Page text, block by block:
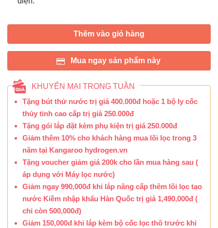
Thêm vào giỏ hàng
Mua ngay sản phẩm này
KHUYẾN MẠI TRONG TUẦN
Tặng bút thử nước trị giá 400.000đ hoặc 1 bộ ly cốc
thủy tinh cao cấp trị giá 250.000đ
Tặng gói lắp đặt kèm phụ kiện trị giá 250.000đ
Giảm thêm 10% cho khách hàng mua lõi lọc trong 3
năm tại Kangaroo hydrogen.vn
Tặng voucher giảm giá 200k cho lần mua hàng sau (
áp dụng với Máy lọc nước)
Giảm ngay 990,000đ khi lắp nâng cấp thêm lõi lọc tạo
nước Kiềm nhập khẩu Hàn Quốc trị giá 1,490,000đ (
chỉ còn 500,000đ)
Giảm 150,000đ khi lắp kèm bộ cốc lọc thô trước khi